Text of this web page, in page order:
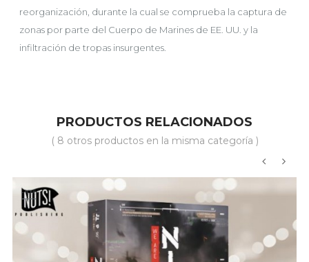
reorganización, durante la cual se comprueba la captura de
zonas por parte del Cuerpo de Marines de EE. UU. y la
infiltración de tropas insurgentes.
PRODUCTOS RELACIONADOS
( 8 otros productos en la misma categoría )
-10%